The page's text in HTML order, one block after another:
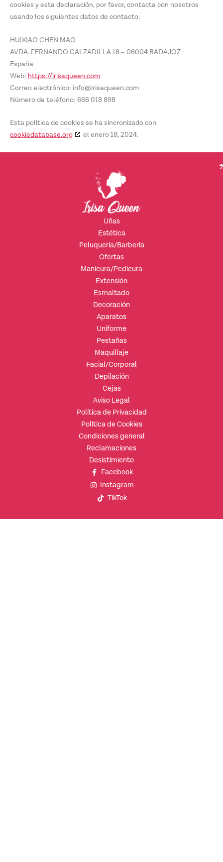
cookies y esta declaración, por favor, contacta con nosotros
usando los siguientes datos de contacto:
HUIXIAO CHEN MAO
AVDA. FERNANDO CALZADILLA 18 – 06004 BADAJOZ
España
Web: https://irisaqueen.com
Correo electrónico: info@irisaqueen.com
Número de teléfono: 666 018 898
Esta política de cookies se ha sincronizado con
cookiedatabase.org
el enero 18, 2024.
Uñas
Estética
Peluquería/Barbería
Ofertas
Manicura/Pedicura
Extensión
Esmaltado
Decoración
Aparatos
Uniforme
Pestañas
Maquillaje
Facial/Corporal
Depilación
Cejas
Aviso Legal
Política de Privacidad
Política de Cookies
Condiciones general
Reclamaciones
Desistimiento
Facebook
Instagram
TikTok